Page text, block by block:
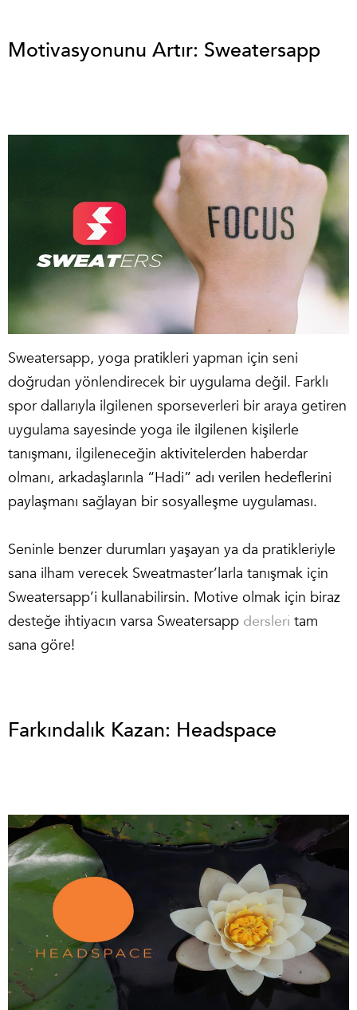
Motivasyonunu Artır: Sweatersapp
Sweatersapp, yoga pratikleri yapman için seni
doğrudan yönlendirecek bir uygulama değil. Farklı
spor dallarıyla ilgilenen sporseverleri bir araya getiren
uygulama sayesinde yoga ile ilgilenen kişilerle
tanışmanı, ilgileneceğin aktivitelerden haberdar
olmanı, arkadaşlarınla “Hadi” adı verilen hedeflerini
paylaşmanı sağlayan bir sosyalleşme uygulaması.
Seninle benzer durumları yaşayan ya da pratikleriyle
sana ilham verecek Sweatmaster’larla tanışmak için
Sweatersapp’i kullanabilirsin. Motive olmak için biraz
desteğe ihtiyacın varsa Sweatersapp dersleri tam
sana göre!
Farkındalık Kazan: Headspace